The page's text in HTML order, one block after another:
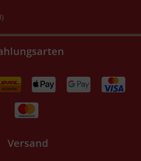
Versand